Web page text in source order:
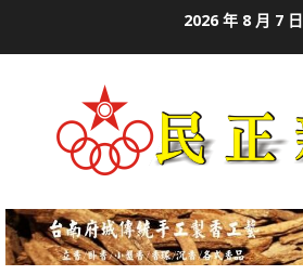
2026 年 8 月 7 日